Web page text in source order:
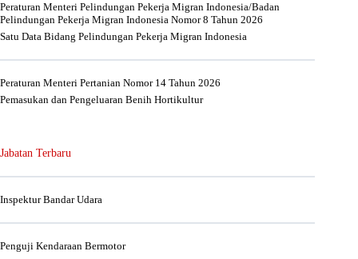
Peraturan Menteri Pelindungan Pekerja Migran Indonesia/Badan
Pelindungan Pekerja Migran Indonesia Nomor 8 Tahun 2026
Satu Data Bidang Pelindungan Pekerja Migran Indonesia
Peraturan Menteri Pertanian Nomor 14 Tahun 2026
Pemasukan dan Pengeluaran Benih Hortikultur
Jabatan Terbaru
Inspektur Bandar Udara
Penguji Kendaraan Bermotor